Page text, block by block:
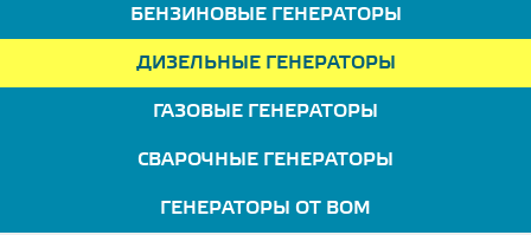
БЕНЗИНОВЫЕ ГЕНЕРАТОРЫ
ДИЗЕЛЬНЫЕ ГЕНЕРАТОРЫ
ГАЗОВЫЕ ГЕНЕРАТОРЫ
СВАРОЧНЫЕ ГЕНЕРАТОРЫ
ГЕНЕРАТОРЫ ОТ ВОМ